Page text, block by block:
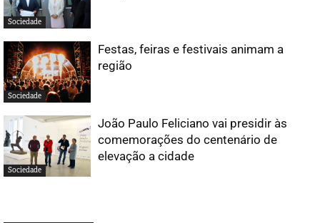
Sociedade
Sociedade
Festas, feiras e festivais animam a
região
Sociedade
João Paulo Feliciano vai presidir às
comemorações do centenário de
elevação a cidade